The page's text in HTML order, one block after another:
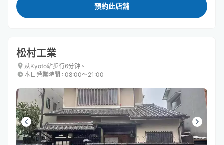
預約此店舖
松村工業
从Kyoto站步行6分钟。
本日營業時間 : 08:00〜21:00